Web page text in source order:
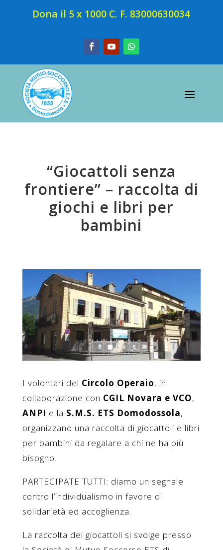
Dona il 5 x 1000 C. F. 83000630034
“Giocattoli senza
frontiere” – raccolta di
giochi e libri per
bambini
I volontari del Circolo Operaio, in
collaborazione con CGIL Novara e VCO,
ANPI e la S.M.S. ETS Domodossola,
organizzano una raccolta di giocattoli e libri
per bambini da regalare a chi ne ha più
bisogno.
PARTECIPATE TUTTI: diamo un segnale
contro l’individualismo in favore di
solidarietà ed accoglienza.
La raccolta dei giocattoli si svolge presso